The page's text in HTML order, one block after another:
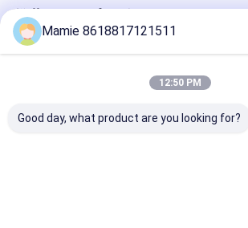
推薦されたプロダクト
Mamie 8618817121511
12:50 PM
Good day, what product are you looking for?